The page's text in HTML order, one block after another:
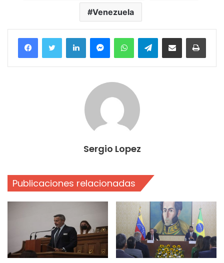
Venezuela
FacebookTwitter LinkedInMessengerWhatsAppTelegramCompartir por correo electrónico
Sergio Lopez
Publicaciones relacionadas